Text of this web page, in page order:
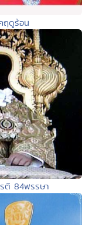
ฤดูร้อน
ติ 84พรรษา